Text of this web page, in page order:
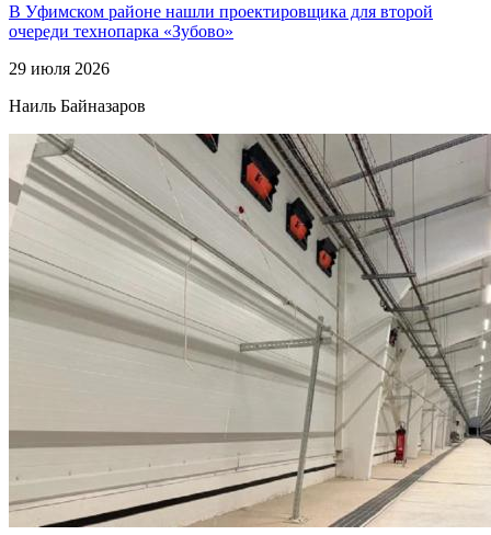
В Уфимском районе нашли проектировщика для второй
очереди технопарка «Зубово»
29 июля 2026
Наиль Байназаров